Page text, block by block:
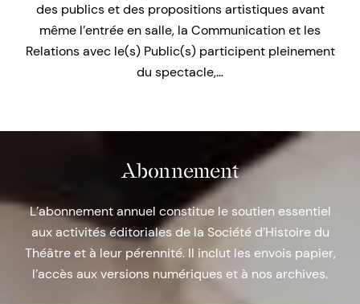
des publics et des propositions artistiques avant
même l’entrée en salle, la Communication et les
Relations avec le(s) Public(s) participent pleinement
du spectacle,…
Abonnement
L’abonnement annuel constitue le soutien essentiel
aux activités éditoriales de la Société d’Histoire du
Théâtre et à leur pérennité. Il inclut les envois papier,
l’accès aux versions numériques et à nos archives.